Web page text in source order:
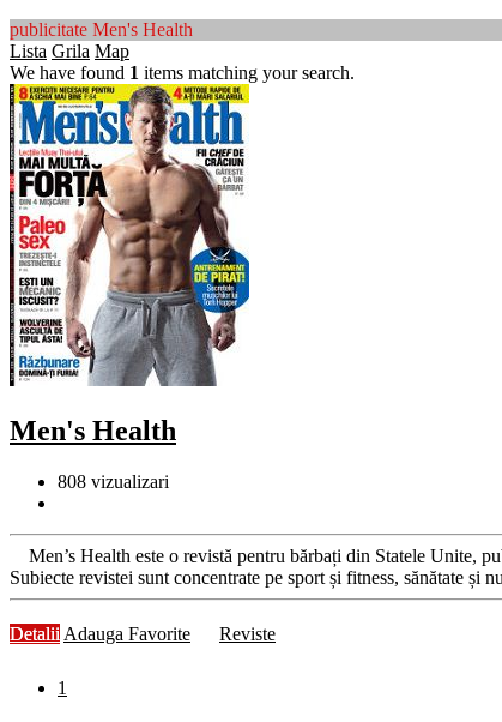
publicitate Men's Health
Lista Grila Map
We have found 1 items matching your search.
Men's Health
808 vizualizari
Men’s Health este o revistă pentru bărbați din Statele Unite,
Subiecte revistei sunt concentrate pe sport și fitness, sănătate și
Detalii Adauga Favorite Reviste
1